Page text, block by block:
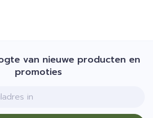
van nieuwe producten en
promoties